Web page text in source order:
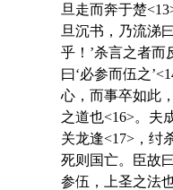
旦走而奔于楚
旦沉书，乃流涕
乎！’杀言之者而
曰‘必参而伍之
心，而事卒如此
之道也<16>。夫
关龙逢<17>，纣
死则国亡。臣故
参伍，上圣之法